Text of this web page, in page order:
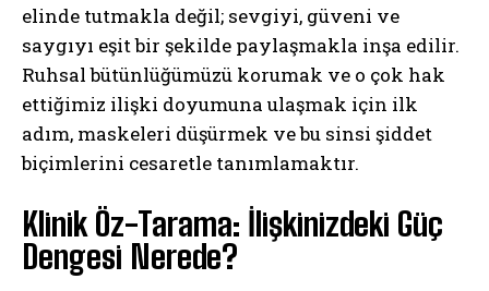
elinde tutmakla değil; sevgiyi, güveni ve
saygıyı eşit bir şekilde paylaşmakla inşa edilir.
Ruhsal bütünlüğümüzü korumak ve o çok hak
ettiğimiz ilişki doyumuna ulaşmak için ilk
adım, maskeleri düşürmek ve bu sinsi şiddet
biçimlerini cesaretle tanımlamaktır.
Klinik Öz-Tarama: İlişkinizdeki Güç
Dengesi Nerede?